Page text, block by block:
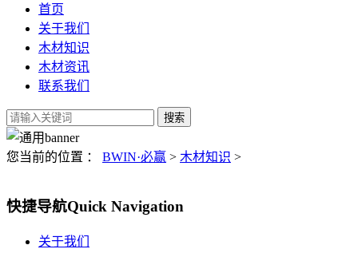
首页
关于我们
木材知识
木材资讯
联系我们
您当前的位置 ： BWIN·必赢 > 木材知识 >
快捷导航Quick Navigation
关于我们